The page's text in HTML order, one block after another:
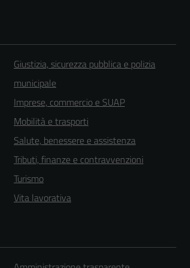
Giustizia, sicurezza pubblica e polizia
municipale
Imprese, commercio e SUAP
Mobilità e trasporti
Salute, benessere e assistenza
Tributi, finanze e contravvenzioni
Turismo
Vita lavorativa